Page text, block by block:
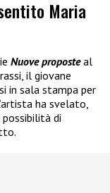
Maria
Nuove proposteal
il giovane
in sala stampa per
ha svelato,
di